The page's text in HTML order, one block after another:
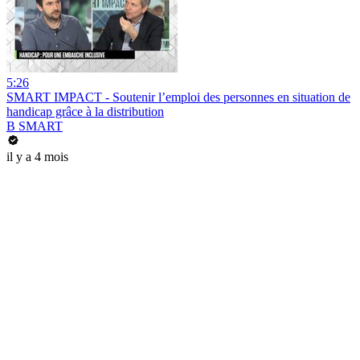
5:26
SMART IMPACT - Soutenir l’emploi des personnes en situation de
handicap grâce à la distribution
B SMART
il y a 4 mois